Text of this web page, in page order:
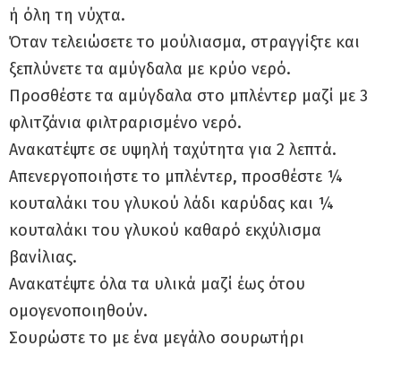
ή όλη τη νύχτα.
Όταν τελειώσετε το μούλιασμα, στραγγίξτε και
ξεπλύνετε τα αμύγδαλα με κρύο νερό.
Προσθέστε τα αμύγδαλα στο μπλέντερ μαζί με 3
φλιτζάνια φιλτραρισμένο νερό.
Ανακατέψτε σε υψηλή ταχύτητα για 2 λεπτά.
Απενεργοποιήστε το μπλέντερ, προσθέστε ¼
κουταλάκι του γλυκού λάδι καρύδας και ¼
κουταλάκι του γλυκού καθαρό εκχύλισμα
βανίλιας.
Ανακατέψτε όλα τα υλικά μαζί έως ότου
ομογενοποιηθούν.
Σουρώστε το με ένα μεγάλο σουρωτήρι